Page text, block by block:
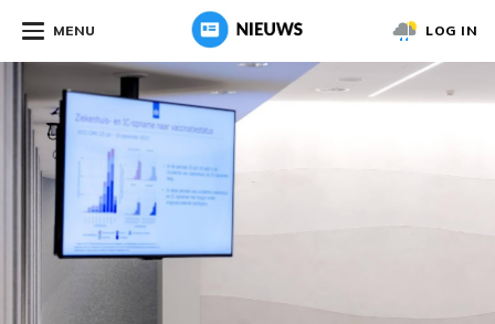
MENU LOG IN